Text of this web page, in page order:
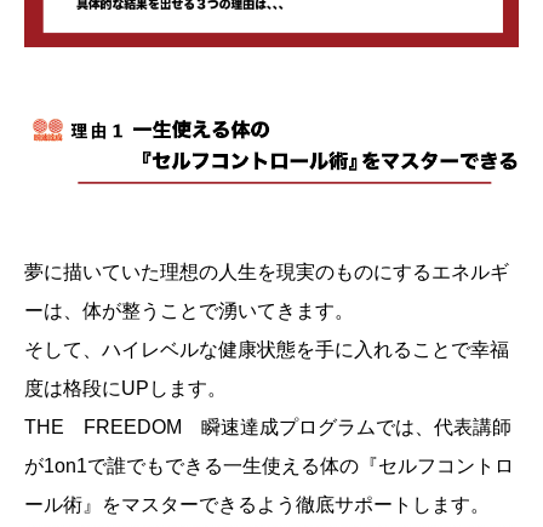
夢に描いていた理想の人生を現実のものにするエネルギ
ーは、体が整うことで湧いてきます。
そして、ハイレベルな健康状態を手に入れることで幸福
度は格段にUPします。
THE FREEDOM 瞬速達成プログラムでは、代表講師
が1on1で誰でもできる一生使える体の『セルフコントロ
ール術』をマスターできるよう徹底サポートします。